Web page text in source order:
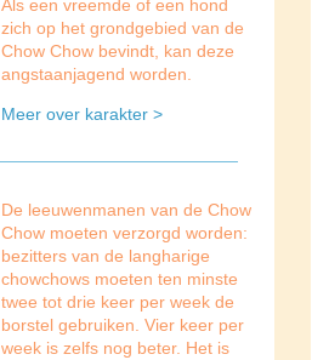
Als een vreemde of een hond
zich op het grondgebied van de
Chow Chow bevindt, kan deze
angstaanjagend worden.
Meer over karakter >
De leeuwenmanen van de Chow
Chow moeten verzorgd worden:
bezitters van de langharige
chowchows moeten ten minste
twee tot drie keer per week de
borstel gebruiken. Vier keer per
week is zelfs nog beter. Het is